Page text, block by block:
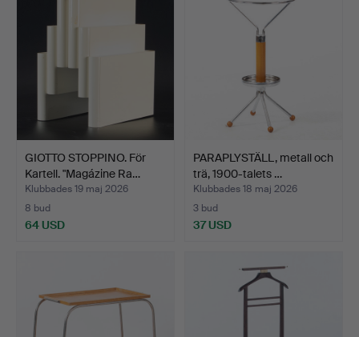
GIOTTO STOPPINO. För
Kartell. "Magázine Ra…
Klubbades 19 maj 2026
8 bud
64 USD
PARAPLYSTÄLL, metall och
trä, 1900-talets …
Klubbades 18 maj 2026
3 bud
37 USD